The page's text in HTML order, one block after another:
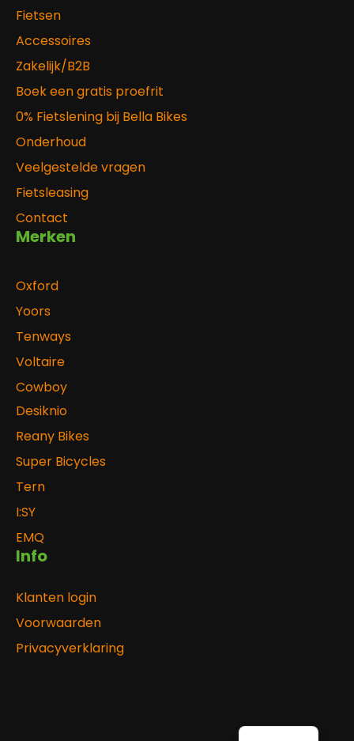
Fietsen
Accessoires
Zakelijk/B2B
Boek een gratis proefrit
0% Fietslening bij Bella Bikes
Onderhoud
Veelgestelde vragen
Fietsleasing
Contact
Merken
Oxford
Yoors
Tenways
Voltaire
Cowboy
Desiknio
Reany Bikes
Super Bicycles
Tern
I:SY
EMQ
Info
Klanten login
Voorwaarden
Privacyverklaring